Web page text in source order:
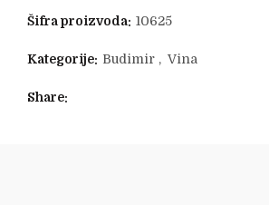
Šifra proizvoda: 10625
Kategorije: Budimir , Vina
Share